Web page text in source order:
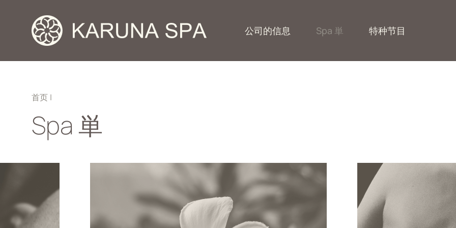
公司的信息 Spa 単 特种节目
首页 |
Spa 単